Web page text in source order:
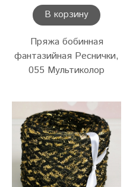
В корзину
Пряжа бобинная
фантазийная Реснички,
055 Мультиколор